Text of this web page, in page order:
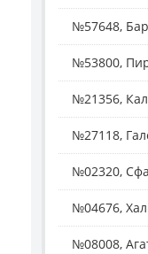
№57648,
№53800,
№21356,
№27118,
№02320,
№04676,
№08008,